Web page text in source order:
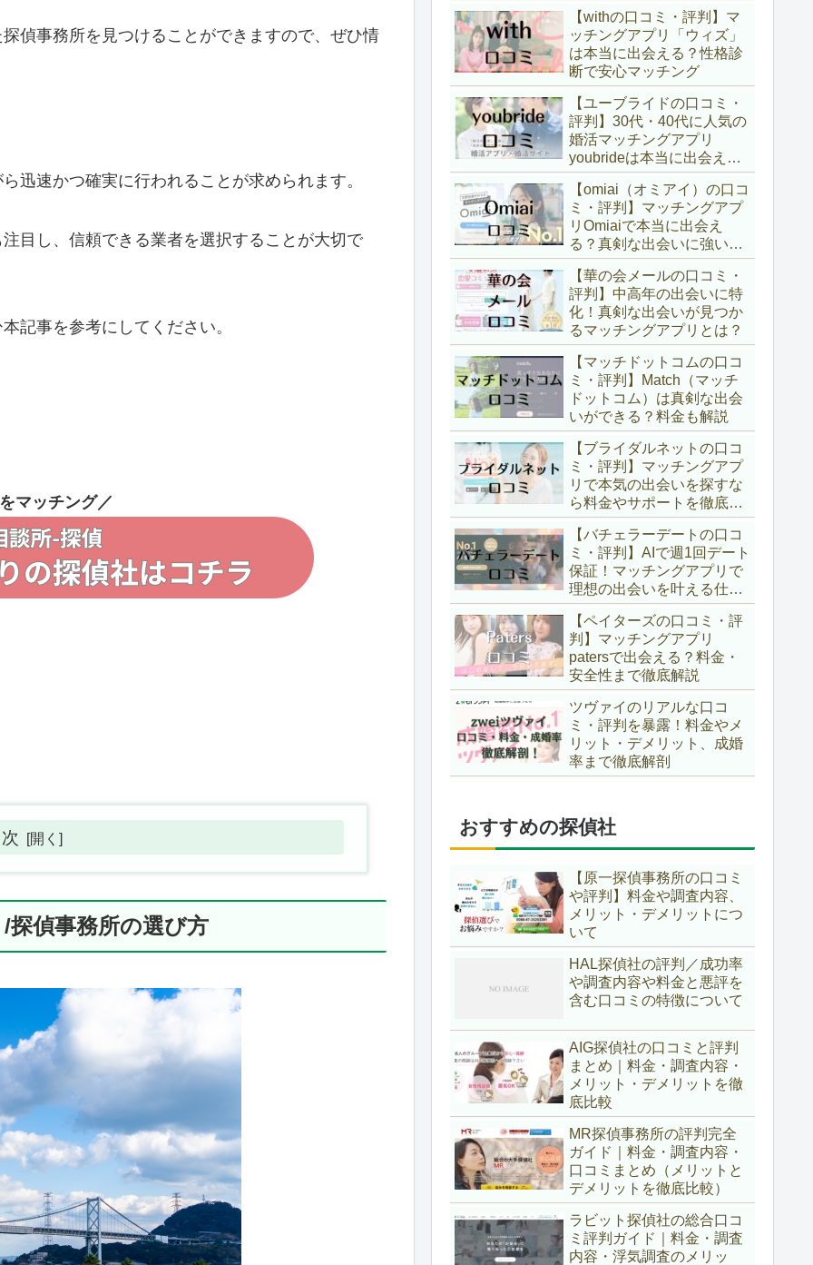
偵事務所を見つけることができますので、ぜひ情
迅速かつ確実に行われることが求められます。
目し、信頼できる業者を選択することが大切で
記事を参考にしてください。
マッチング／
探偵事務所の選び方
【withの口コミ・評判】マ
ッチングアプリ「ウィズ」
は本当に出会える？性格診
断で安心マッチング
【ユーブライドの口コミ・
評判】30代・40代に人気の
婚活マッチングアプリ
youbrideは本当に出会え
る？
【omiai（オミアイ）の口コ
ミ・評判】マッチングアプ
リOmiaiで本当に出会え
る？真剣な出会いに強い理
由
【華の会メールの口コミ・
評判】中高年の出会いに特
化！真剣な出会いが見つか
るマッチングアプリとは？
【マッチドットコムの口コ
ミ・評判】Match（マッチ
ドットコム）は真剣な出会
いができる？料金も解説
【ブライダルネットの口コ
ミ・評判】マッチングアプ
リで本気の出会いを探すな
ら料金やサポートを徹底解
説
【バチェラーデートの口コ
ミ・評判】AIで週1回デート
保証！マッチングアプリで
理想の出会いを叶える仕組
みと料金を徹底解説
【ペイターズの口コミ・評
判】マッチングアプリ
patersで出会える？料金・
安全性まで徹底解説
ツヴァイのリアルな口コ
ミ・評判を暴露！料金やメ
リット・デメリット、成婚
率まで徹底解剖
おすすめの探偵社
【原一探偵事務所の口コミ
や評判】料金や調査内容、
メリット・デメリットにつ
いて
HAL探偵社の評判／成功率
や調査内容や料金と悪評を
含む口コミの特徴について
AIG探偵社の口コミと評判
まとめ｜料金・調査内容・
メリット・デメリットを徹
底比較
MR探偵事務所の評判完全
ガイド｜料金・調査内容・
口コミまとめ（メリットと
デメリットを徹底比較）
ラビット探偵社の総合口コ
ミ評判ガイド｜料金・調査
内容・浮気調査のメリッ